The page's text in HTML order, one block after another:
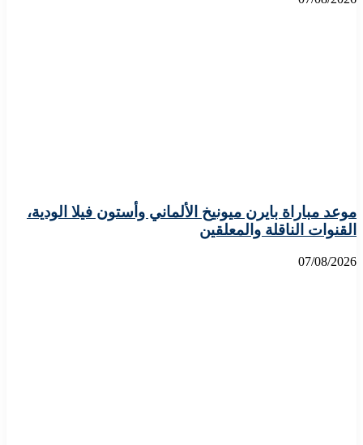
موعد مباراة بايرن ميونيخ الألماني وأستون فيلا الودية،
القنوات الناقلة والمعلقين
07/08/2026